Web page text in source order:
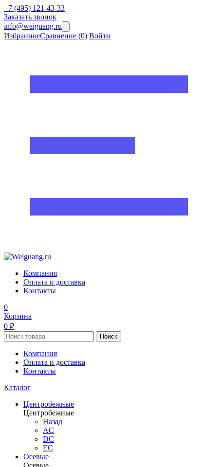
+7 (495) 121-43-33
Заказать звонок
info@weiguang.ru
ИзбранноеСравнение (0) Войти
Компания
Оплата и доставка
Контакты
0
Корзина
0 ₽
Поиск
Компания
Оплата и доставка
Контакты
Каталог
Центробежные
Центробежные
Назад
AC
DC
EC
Осевые
Осевые